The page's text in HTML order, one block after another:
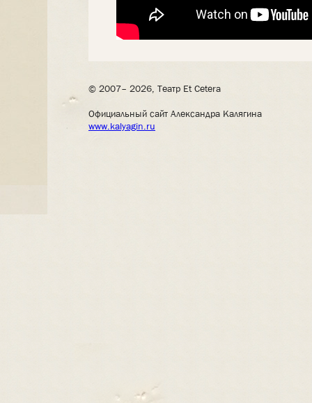
© 2007– 2026, Театр Et Cetera
Официальный сайт Александра Калягина
www.kalyagin.ru